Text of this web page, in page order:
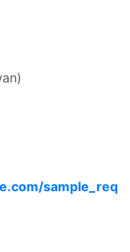
sample_req